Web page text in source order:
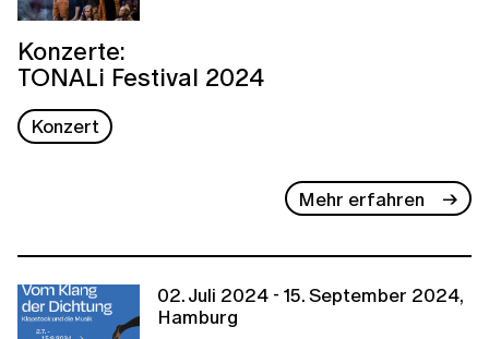
Konzerte:
TONALi Festival 2024
Konzert
Mehr erfahren
02. Juli 2024 - 15. September 2024,
Hamburg